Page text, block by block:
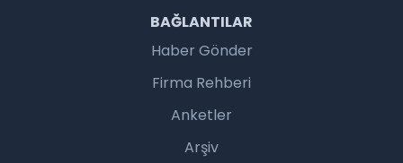
BAĞLANTILAR
Haber Gönder
Firma Rehberi
Anketler
Arşiv